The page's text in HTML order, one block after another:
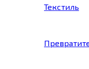
Текстиль